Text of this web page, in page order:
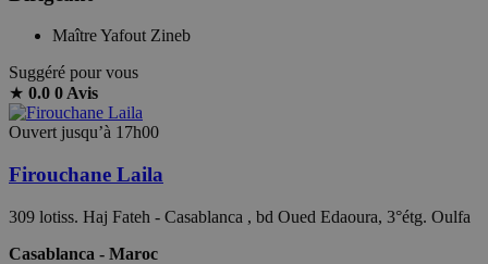
Maître Yafout Zineb
Suggéré pour vous
★ 0.0 0 Avis
Ouvert jusqu’à 17h00
Firouchane Laila
309 lotiss. Haj Fateh - Casablanca , bd Oued Edaoura, 3°étg. Oulfa
Casablanca - Maroc